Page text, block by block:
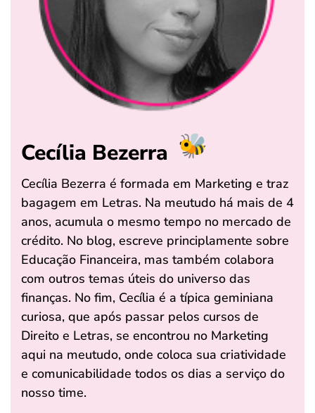
Cecília Bezerra
Cecília Bezerra é formada em Marketing e traz
bagagem em Letras. Na meutudo há mais de 4
anos, acumula o mesmo tempo no mercado de
crédito. No blog, escreve principlamente sobre
Educação Financeira, mas também colabora
com outros temas úteis do universo das
finanças. No fim, Cecília é a típica geminiana
curiosa, que após passar pelos cursos de
Direito e Letras, se encontrou no Marketing
aqui na meutudo, onde coloca sua criatividade
e comunicabilidade todos os dias a serviço do
nosso time.